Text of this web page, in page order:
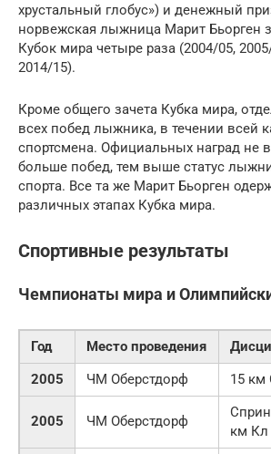
хрустальный глобус») и денежный
норвежская лыжница Марит Бьорген
Кубок мира четыре раза (2004/05,
2014/15).
Кроме общего зачета Кубка мира,
всех побед лыжника, в течении всей
спортсмена. Официальных наград не
больше побед, тем выше статус
спорта. Все та же Марит Бьорген
различных этапах Кубка мира.
Спортивные результаты
Чемпионаты мира и
Год Место проведения
2005
ЧМ Оберстдорф 15 км
2005 ЧМ Оберстдорф
км Кл